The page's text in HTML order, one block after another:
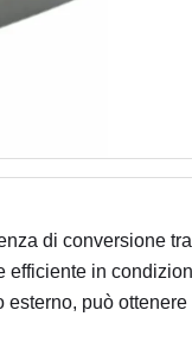
di conversione
in
può